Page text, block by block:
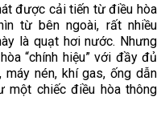
được cải tiến từ điều hòa
từ bên ngoài, rất nhiều
là quạt hơi nước. Nhưng
“chính hiệu” với đầy đủ
máy nén, khí gas, ống dẫn
một chiếc điều hòa thông